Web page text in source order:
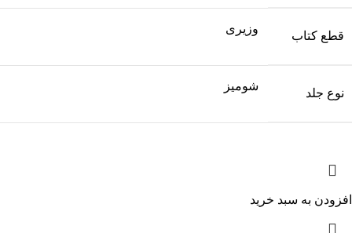
قطع کتاب
وزیری
نوع جلد
شومیز
افزودن به سبد خرید